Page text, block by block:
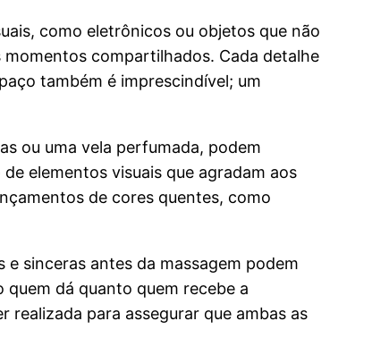
como eletrônicos ou objetos que não
compartilhados. Cada detalhe
também é imprescindível; um
ou uma vela perfumada, podem
elementos visuais que agradam aos
de cores quentes, como
sinceras antes da massagem podem
dá quanto quem recebe a
realizada para assegurar que ambas as